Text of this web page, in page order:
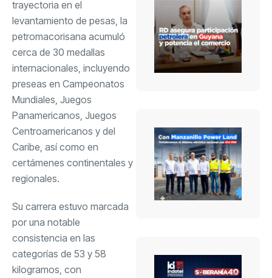
trayectoria en el
levantamiento de pesas, la
petromacorisana acumuló
cerca de 30 medallas
internacionales, incluyendo
preseas en Campeonatos
Mundiales, Juegos
Panamericanos, Juegos
Centroamericanos y del
Caribe, así como en
certámenes continentales y
regionales.
Su carrera estuvo marcada
por una notable
consistencia en las
categorías de 53 y 58
kilogramos, con